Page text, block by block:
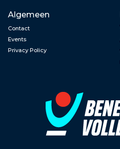
Algemeen
Contact
Events
Privacy Policy